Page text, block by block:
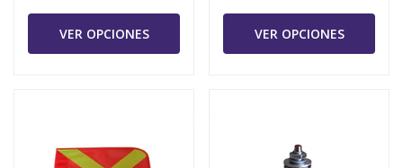
VER OPCIONES VER OPCIONES